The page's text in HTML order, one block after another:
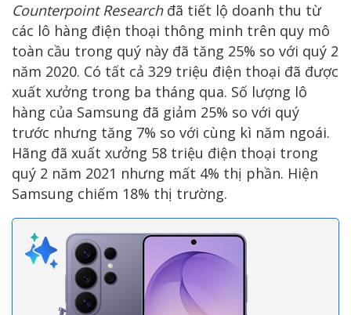
Counterpoint Researchđã tiết lộ doanh thu từ
các lô hàng điện thoại thông minh trên quy mô
toàn cầu trong quý này đã tăng 25% so với quý 2
năm 2020. Có tất cả 329 triệu điện thoại đã được
xuất xưởng trong ba tháng qua. Số lượng lô
hàng của Samsung đã giảm 25% so với quý
trước nhưng tăng 7% so với cùng kì năm ngoái.
Hãng đã xuất xưởng 58 triệu điện thoại trong
quý 2 năm 2021 nhưng mất 4% thị phần. Hiện
Samsung chiếm 18% thị trường.